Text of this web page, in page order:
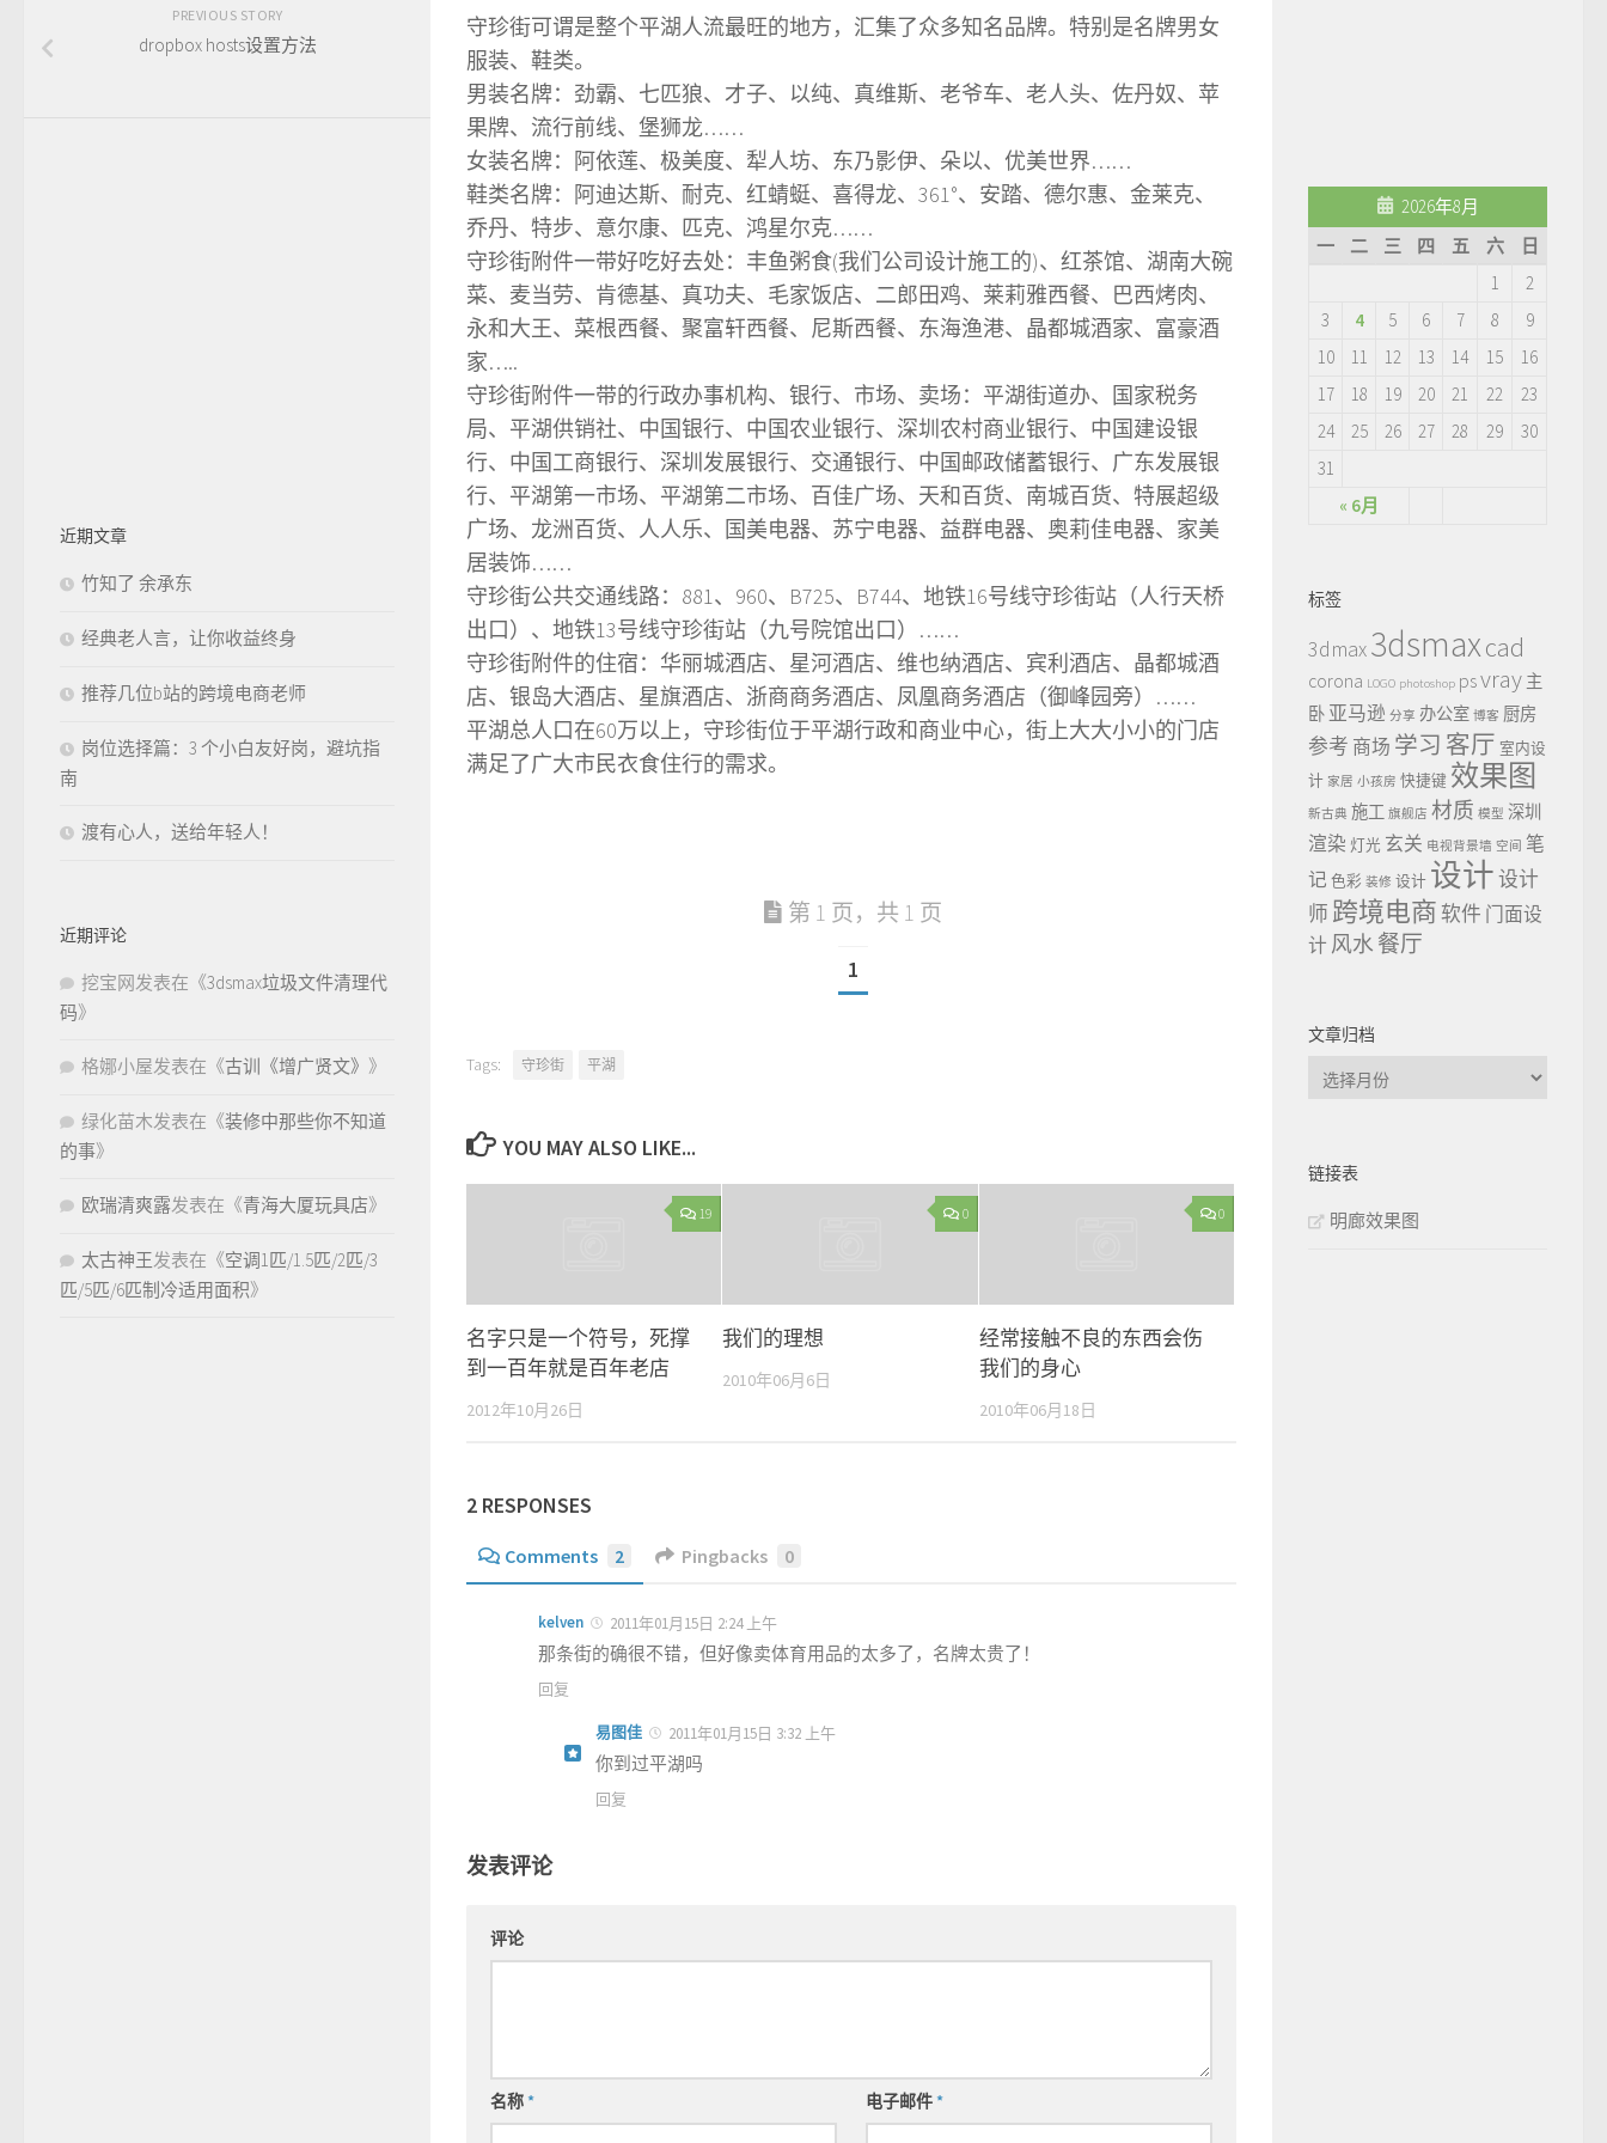
守珍街可谓是整个平湖人流最旺的地方，汇集了众多知名品牌。特别是名牌男女
服装、鞋类。
男装名牌：劲霸、七匹狼、才子、以纯、真维斯、老爷车、老人头、佐丹奴、苹
果牌、流行前线、堡狮龙……
女装名牌：阿依莲、极美度、犁人坊、东乃影伊、朵以、优美世界……
鞋类名牌：阿迪达斯、耐克、红蜻蜓、喜得龙、361°、安踏、德尔惠、金莱克、
乔丹、特步、意尔康、匹克、鸿星尔克……
守珍街附件一带好吃好去处：丰鱼粥食(我们公司设计施工的)、红茶馆、湖南大碗
菜、麦当劳、肯德基、真功夫、毛家饭店、二郎田鸡、莱莉雅西餐、巴西烤肉、
永和大王、菜根西餐、聚富轩西餐、尼斯西餐、东海渔港、晶都城酒家、富豪酒
家…..
守珍街附件一带的行政办事机构、银行、市场、卖场：平湖街道办、国家税务
局、平湖供销社、中国银行、中国农业银行、深圳农村商业银行、中国建设银
行、中国工商银行、深圳发展银行、交通银行、中国邮政储蓄银行、广东发展银
行、平湖第一市场、平湖第二市场、百佳广场、天和百货、南城百货、特展超级
广场、龙洲百货、人人乐、国美电器、苏宁电器、益群电器、奥莉佳电器、家美
居装饰……
守珍街公共交通线路：881、960、B725、B744、地铁16号线守珍街站（人行天桥
出口）、地铁13号线守珍街站（九号院馆出口）……
守珍街附件的住宿：华丽城酒店、星河酒店、维也纳酒店、宾利酒店、晶都城酒
店、银岛大酒店、星旗酒店、浙商商务酒店、凤凰商务酒店（御峰园旁）……
平湖总人口在60万以上，守珍街位于平湖行政和商业中心，街上大大小小的门店
满足了广大市民衣食住行的需求。
第 1 页，共 1 页
1
Tags: 守珍街 平湖
YOU MAY ALSO LIKE...
19
名字只是一个符号，死撑
到一百年就是百年老店
2012年10月26日
0
我们的理想
2010年06月6日
0
经常接触不良的东西会伤
我们的身心
2010年06月18日
2 RESPONSES
Comments 2 Pingbacks 0
kelven 2011年01月15日 2:24 上午
那条街的确很不错，但好像卖体育用品的太多了，名牌太贵了！
回复
易图佳 2011年01月15日 3:32 上午
你到过平湖吗
回复
发表评论
评论
名称* 电子邮件*
PREVIOUS STORY
dropbox hosts设置方法
近期文章
竹知了 余承东
经典老人言，让你收益终身
推荐几位b站的跨境电商老师
岗位选择篇：3 个小白友好岗，避坑指
南
渡有心人，送给年轻人！
近期评论
挖宝网发表在《3dsmax垃圾文件清理代
码》
格娜小屋发表在《古训《增广贤文》 》
绿化苗木发表在《装修中那些你不知道
的事》
欧瑞清爽露发表在《青海大厦玩具店》
太古神王发表在《空调1匹/1.5匹/2匹/3
匹/5匹/6匹制冷适用面积》
2026年8月
一
二 三 四 五 六 日
« 6月
1
2
3
4 5 6 7 8
9
10
11 12 13 14 15
16
17
18 19 20 21 22
23
24
25 26 27 28 29
30
31
标签
3dmax3dsmaxcad
corona LOGO photoshop psvray 主
卧 亚马逊 分享 办公室 博客 厨房
参考 商场 学习 客厅 室内设
计 家居 小孩房 快捷键 效果图
新古典 施工 旗舰店 材质 模型 深圳
渲染 灯光 玄关 电视背景墙 空间 笔
记 色彩 装修 设计 设计设计
师 跨境电商软件 门面设
计 风水 餐厅
文章归档
文
链接表
明廊效果图